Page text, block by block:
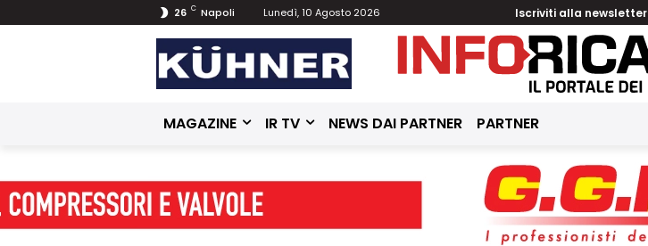
26 C Napoli Lunedì, 10 Agosto 2026 Iscriviti alla newsletter
MAGAZINE IR TV NEWS DAI PARTNER PARTNER